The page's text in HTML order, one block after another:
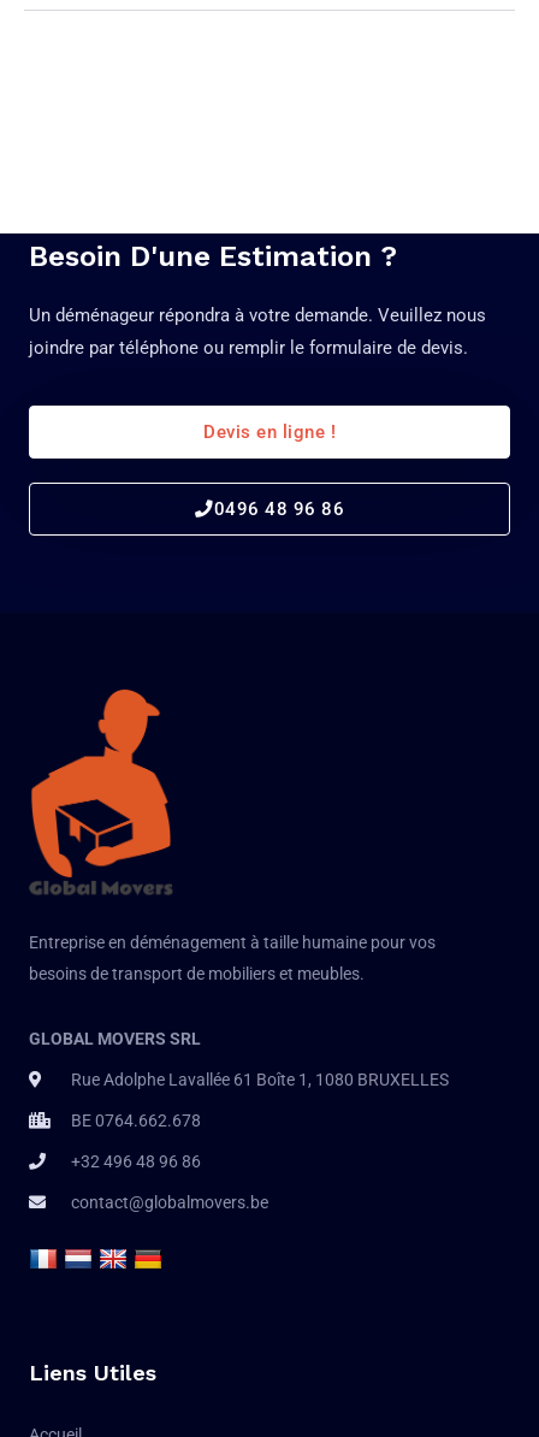
Besoin D'une Estimation ?
Un déménageur répondra à votre demande. Veuillez nous
joindre par téléphone ou remplir le formulaire de devis.
Devis en ligne !
0496 48 96 86
Entreprise en déménagement à taille humaine pour vos
besoins de transport de mobiliers et meubles.
GLOBAL MOVERS SRL
Rue Adolphe Lavallée 61 Boîte 1, 1080 BRUXELLES
BE 0764.662.678
+32 496 48 96 86
contact@globalmovers.be
Liens Utiles